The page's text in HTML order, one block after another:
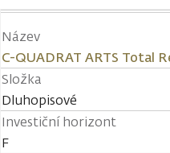
Název
C-QUADRAT ARTS Total
Složka
Dluhopisové
Investiční horizont
F